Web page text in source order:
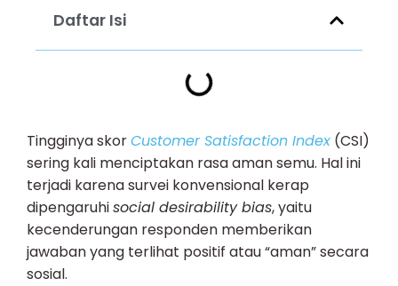
Daftar Isi
Tingginya skorCustomer Satisfaction Index (CSI)
sering kali menciptakan rasa aman semu. Hal ini
terjadi karena survei konvensional kerap
dipengaruhisocial desirability bias, yaitu
kecenderungan responden memberikan
jawaban yang terlihat positif atau “aman” secara
sosial.